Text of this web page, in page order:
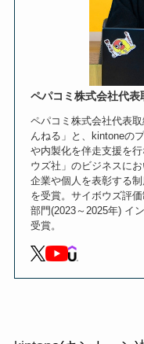
ペパコミ株式会社代表
ペパコミ株式会社代表
んねる」と、kintoneの
や内製化を伴走支援を
ウズ社」のビジネスに
企業や個人を表彰する制
を受賞。サイボウズ評
部門(2023～2025年) イ
受賞。